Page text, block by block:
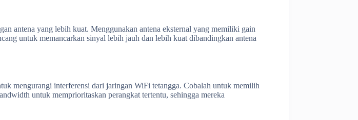
antena yang lebih kuat. Menggunakan antena eksternal yang memiliki gain
untuk memancarkan sinyal lebih jauh dan lebih kuat dibandingkan antena
mengurangi interferensi dari jaringan WiFi tetangga. Cobalah untuk memilih
untuk memprioritaskan perangkat tertentu, sehingga mereka